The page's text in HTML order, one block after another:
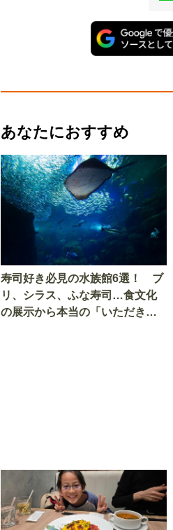
あなたにおすすめ
寿司好き必見の水族館6選！ ブ
リ、シラス、ふな寿司…食文化
の展示から本当の「いただきま